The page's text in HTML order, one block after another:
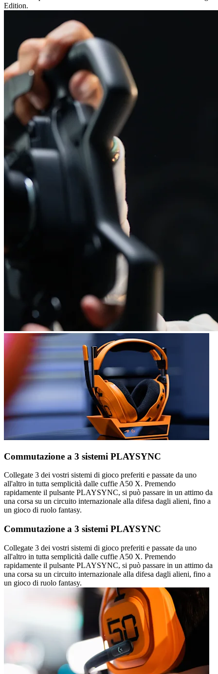
Edition.
Commutazione a 3 sistemi PLAYSYNC
Collegate 3 dei vostri sistemi di gioco preferiti e passate da uno
all'altro in tutta semplicità dalle cuffie A50 X. Premendo
rapidamente il pulsante PLAYSYNC, si può passare in un attimo da
una corsa su un circuito internazionale alla difesa dagli alieni, fino a
un gioco di ruolo fantasy.
Commutazione a 3 sistemi PLAYSYNC
Collegate 3 dei vostri sistemi di gioco preferiti e passate da uno
all'altro in tutta semplicità dalle cuffie A50 X. Premendo
rapidamente il pulsante PLAYSYNC, si può passare in un attimo da
una corsa su un circuito internazionale alla difesa dagli alieni, fino a
un gioco di ruolo fantasy.